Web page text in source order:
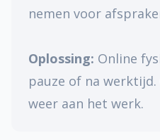
nemen voor
Oplossing: Online
pauze of na
weer aan het werk.